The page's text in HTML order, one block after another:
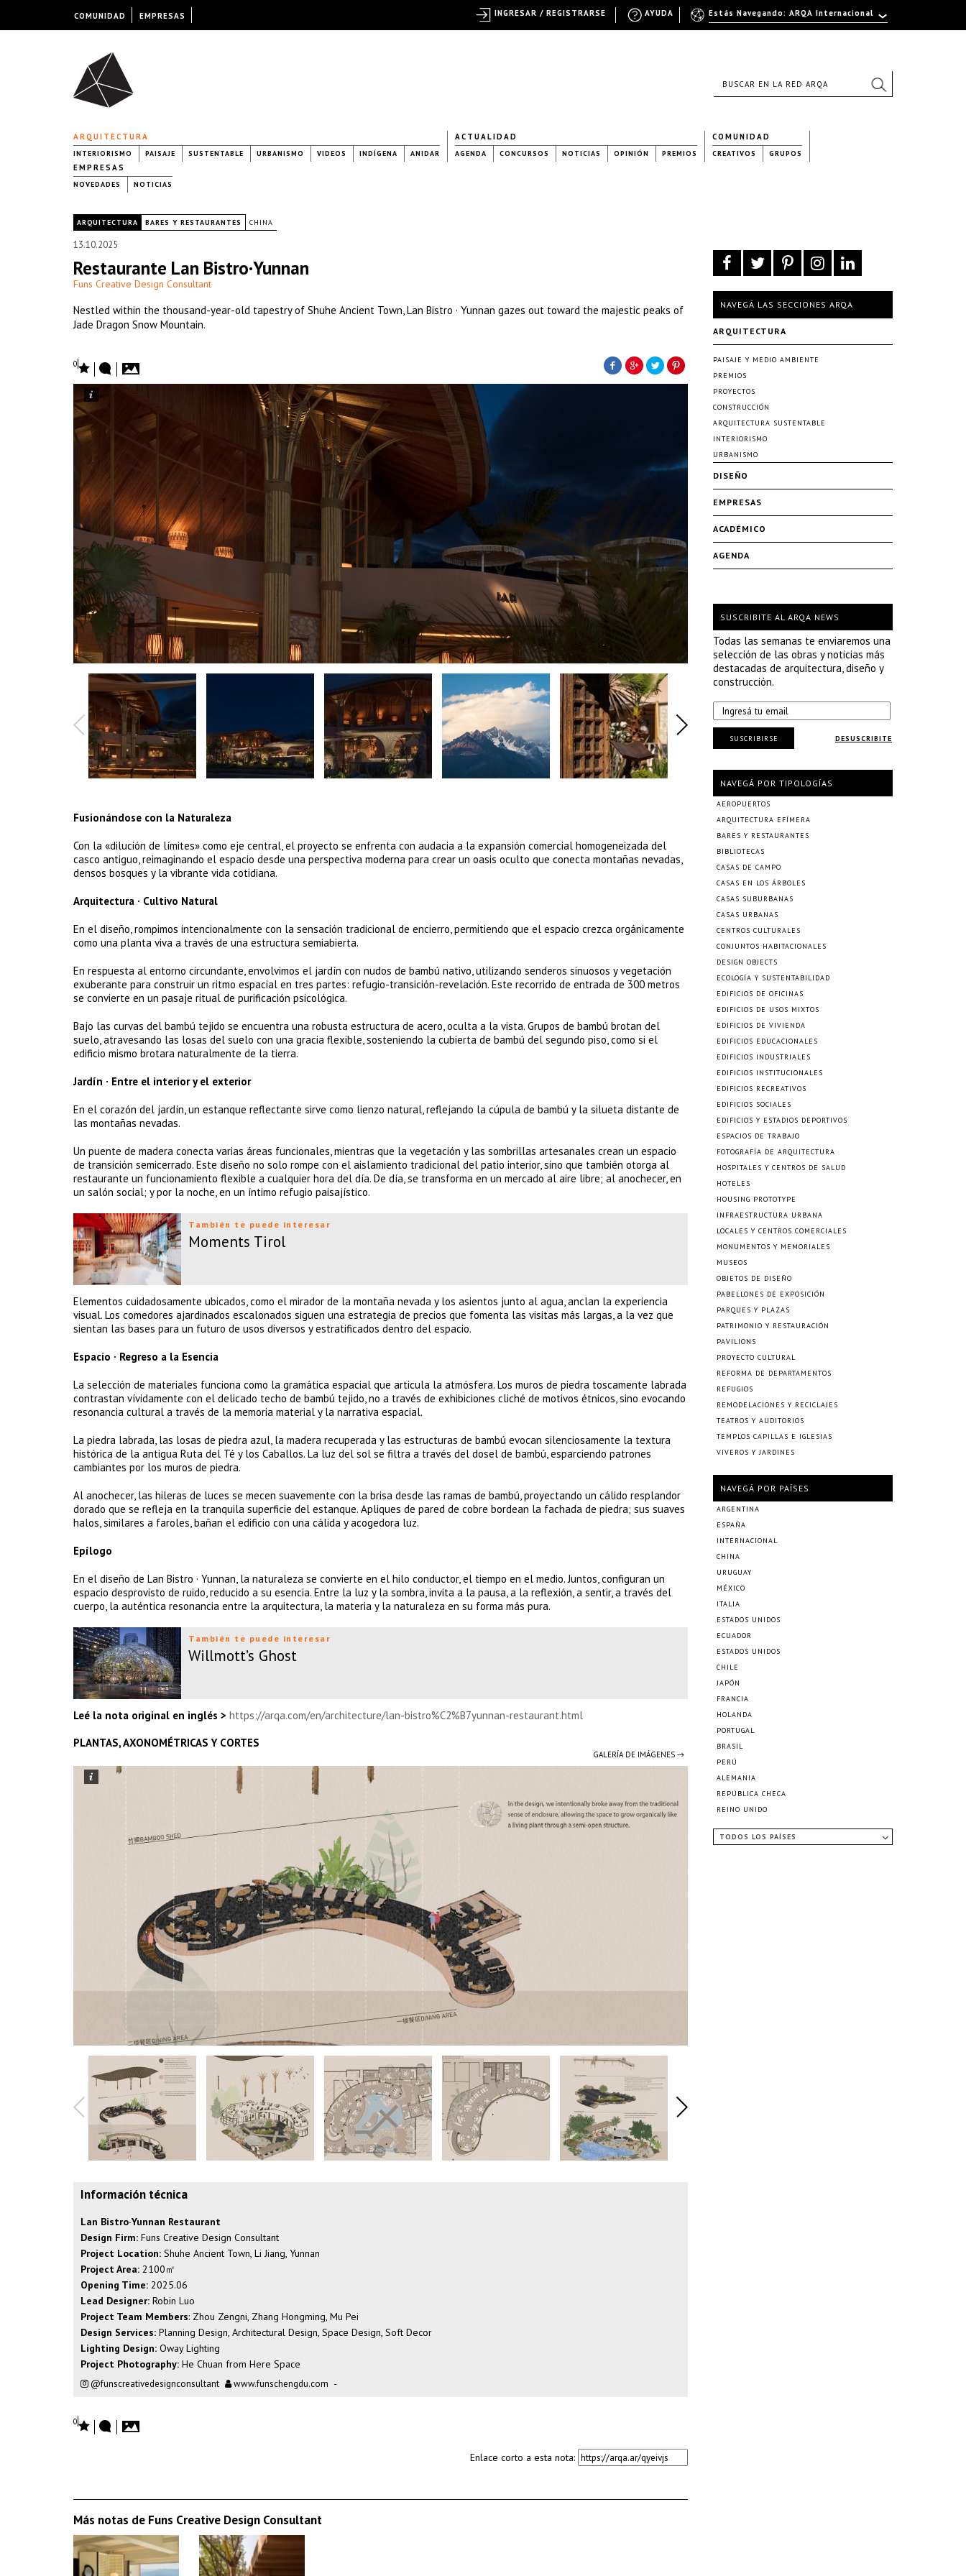
ARQUITECTURA
INTERIORISMO PAISAJE SUSTENTABLE URBANISMO VIDEOS INDÍGENA ANIDAR
ACTUALIDAD
AGENDA CONCURSOS NOTICIAS OPINIÓN PREMIOS
COMUNIDAD
CREATIVOS GRUPOS
EMPRESAS
NOVEDADES NOTICIAS
ARQUITECTURA BARES Y RESTAURANTES CHINA
13.10.2025
Restaurante Lan Bistro·Yunnan
Funs Creative Design Consultant
Nestled within the thousand-year-old tapestry of Shuhe Ancient Town, Lan Bistro · Yunnan gazes out toward the majestic peaks of
Jade Dragon Snow Mountain.
0
Fusionándose con la Naturaleza
Con la «dilución de límites» como eje central, el proyecto se enfrenta con audacia a la expansión comercial homogeneizada del
casco antiguo, reimaginando el espacio desde una perspectiva moderna para crear un oasis oculto que conecta montañas nevadas,
densos bosques y la vibrante vida cotidiana.
Arquitectura · Cultivo Natural
En el diseño, rompimos intencionalmente con la sensación tradicional de encierro, permitiendo que el espacio crezca orgánicamente
como una planta viva a través de una estructura semiabierta.
En respuesta al entorno circundante, envolvimos el jardín con nudos de bambú nativo, utilizando senderos sinuosos y vegetación
exuberante para construir un ritmo espacial en tres partes: refugio-transición-revelación. Este recorrido de entrada de 300 metros
se convierte en un pasaje ritual de purificación psicológica.
Bajo las curvas del bambú tejido se encuentra una robusta estructura de acero, oculta a la vista. Grupos de bambú brotan del
suelo, atravesando las losas del suelo con una gracia flexible, sosteniendo la cubierta de bambú del segundo piso, como si el
edificio mismo brotara naturalmente de la tierra.
Jardín · Entre el interior y el exterior
En el corazón del jardín, un estanque reflectante sirve como lienzo natural, reflejando la cúpula de bambú y la silueta distante de
las montañas nevadas.
Un puente de madera conecta varias áreas funcionales, mientras que la vegetación y las sombrillas artesanales crean un espacio
de transición semicerrado. Este diseño no solo rompe con el aislamiento tradicional del patio interior, sino que también otorga al
restaurante un funcionamiento flexible a cualquier hora del día. De día, se transforma en un mercado al aire libre; al anochecer, en
un salón social; y por la noche, en un íntimo refugio paisajístico.
También te puede interesar
Moments Tirol
Elementos cuidadosamente ubicados, como el mirador de la montaña nevada y los asientos junto al agua, anclan la experiencia
visual. Los comedores ajardinados escalonados siguen una estrategia de precios que fomenta las visitas más largas, a la vez que
sientan las bases para un futuro de usos diversos y estratificados dentro del espacio.
Espacio · Regreso a la Esencia
La selección de materiales funciona como la gramática espacial que articula la atmósfera. Los muros de piedra toscamente labrada
contrastan vívidamente con el delicado techo de bambú tejido, no a través de exhibiciones cliché de motivos étnicos, sino evocando
resonancia cultural a través de la memoria material y la narrativa espacial.
La piedra labrada, las losas de piedra azul, la madera recuperada y las estructuras de bambú evocan silenciosamente la textura
histórica de la antigua Ruta del Té y los Caballos. La luz del sol se filtra a través del dosel de bambú, esparciendo patrones
cambiantes por los muros de piedra.
Al anochecer, las hileras de luces se mecen suavemente con la brisa desde las ramas de bambú, proyectando un cálido resplandor
dorado que se refleja en la tranquila superficie del estanque. Apliques de pared de cobre bordean la fachada de piedra; sus suaves
halos, similares a faroles, bañan el edificio con una cálida y acogedora luz.
Epílogo
En el diseño de Lan Bistro · Yunnan, la naturaleza se convierte en el hilo conductor, el tiempo en el medio. Juntos, configuran un
espacio desprovisto de ruido, reducido a su esencia. Entre la luz y la sombra, invita a la pausa, a la reflexión, a sentir, a través del
cuerpo, la auténtica resonancia entre la arquitectura, la materia y la naturaleza en su forma más pura.
También te puede interesar
Willmott’s Ghost
Leé la nota original en inglés > https://arqa.com/en/architecture/lan-bistro%C2%B7yunnan-restaurant.html
PLANTAS, AXONOMÉTRICAS Y CORTES
GALERÍA DE IMÁGENES →
Información técnica
Lan Bistro·Yunnan Restaurant
Design Firm: Funs Creative Design Consultant
Project Location: Shuhe Ancient Town, Li Jiang, Yunnan
Project Area: 2100㎡
Opening Time: 2025.06
Lead Designer: Robin Luo
Project Team Members: Zhou Zengni, Zhang Hongming, Mu Pei
Design Services: Planning Design, Architectural Design, Space Design, Soft Decor
Lighting Design: Oway Lighting
Project Photography: He Chuan from Here Space
@funscreativedesignconsultant www.funschengdu.com -
0
Enlace corto a esta nota:
Más notas de Funs Creative Design Consultant
NAVEGÁ LAS SECCIONES ARQA
ARQUITECTURA
PAISAJE Y MEDIO AMBIENTE
PREMIOS
PROYECTOS
CONSTRUCCIÓN
ARQUITECTURA SUSTENTABLE
INTERIORISMO
URBANISMO
DISEÑO
EMPRESAS
ACADÉMICO
AGENDA
SUSCRIBITE AL ARQA NEWS
Todas las semanas te enviaremos una
selección de las obras y noticias más
destacadas de arquitectura, diseño y
construcción.
DESUSCRIBITE
SUSCRIBIRSE
NAVEGÁ POR TIPOLOGÍAS
AEROPUERTOS
ARQUITECTURA EFÍMERA
BARES Y RESTAURANTES
BIBLIOTECAS
CASAS DE CAMPO
CASAS EN LOS ÁRBOLES
CASAS SUBURBANAS
CASAS URBANAS
CENTROS CULTURALES
CONJUNTOS HABITACIONALES
DESIGN OBJECTS
ECOLOGÍA Y SUSTENTABILIDAD
EDIFICIOS DE OFICINAS
EDIFICIOS DE USOS MIXTOS
EDIFICIOS DE VIVIENDA
EDIFICIOS EDUCACIONALES
EDIFICIOS INDUSTRIALES
EDIFICIOS INSTITUCIONALES
EDIFICIOS RECREATIVOS
EDIFICIOS SOCIALES
EDIFICIOS Y ESTADIOS DEPORTIVOS
ESPACIOS DE TRABAJO
FOTOGRAFÍA DE ARQUITECTURA
HOSPITALES Y CENTROS DE SALUD
HOTELES
HOUSING PROTOTYPE
INFRAESTRUCTURA URBANA
LOCALES Y CENTROS COMERCIALES
MONUMENTOS Y MEMORIALES
MUSEOS
OBJETOS DE DISEÑO
PABELLONES DE EXPOSICIÓN
PARQUES Y PLAZAS
PATRIMONIO Y RESTAURACIÓN
PAVILIONS
PROYECTO CULTURAL
REFORMA DE DEPARTAMENTOS
REFUGIOS
REMODELACIONES Y RECICLAJES
TEATROS Y AUDITORIOS
TEMPLOS CAPILLAS E IGLESIAS
VIVEROS Y JARDINES
NAVEGÁ POR PAÍSES
ARGENTINA
ESPAÑA
INTERNACIONAL
CHINA
URUGUAY
MÉXICO
ITALIA
ESTADOS UNIDOS
ECUADOR
ESTADOS UNIDOS
CHILE
JAPÓN
FRANCIA
HOLANDA
PORTUGAL
BRASIL
PERÚ
ALEMANIA
REPÚBLICA CHECA
REINO UNIDO
TODOS LOS PAÍSES
COMUNIDAD EMPRESAS Estás Navegando: ARQA Internacional
AYUDA
INGRESAR / REGISTRARSE